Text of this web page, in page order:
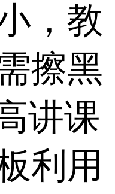
，教
擦黑
讲课
利用